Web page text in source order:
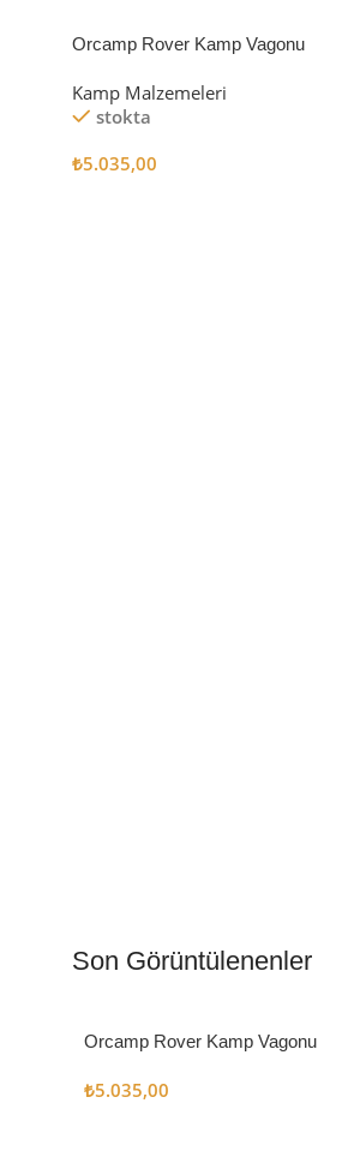
Orcamp Rover Kamp Vagonu
Kamp Malzemeleri
stokta
₺5.035,00
Kampçı Şefler İçin
Son Görüntülenenler
Orcamp Rover Kamp Vagonu
₺5.035,00